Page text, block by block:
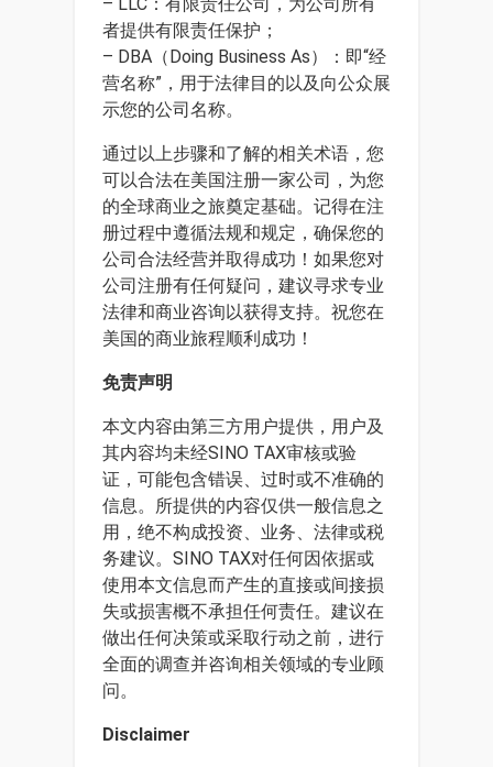
者提供有限责任保护；
– DBA（Doing Business As）：即“经
营名称”，用于法律目的以及向公众展
示您的公司名称。
通过以上步骤和了解的相关术语，您
可以合法在美国注册一家公司，为您
的全球商业之旅奠定基础。记得在注
册过程中遵循法规和规定，确保您的
公司合法经营并取得成功！如果您对
公司注册有任何疑问，建议寻求专业
法律和商业咨询以获得支持。祝您在
美国的商业旅程顺利成功！
免责声明
本文内容由第三方用户提供，用户及
其内容均未经SINO TAX审核或验
证，可能包含错误、过时或不准确的
信息。所提供的内容仅供一般信息之
用，绝不构成投资、业务、法律或税
务建议。SINO TAX对任何因依据或
使用本文信息而产生的直接或间接损
失或损害概不承担任何责任。建议在
做出任何决策或采取行动之前，进行
全面的调查并咨询相关领域的专业顾
问。
Disclaimer